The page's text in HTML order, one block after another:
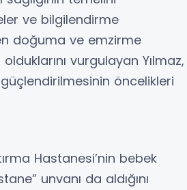
ve bilgilendirme
doğuma ve emzirme
vurgulayan Yılmaz,
öncelikleri
Hastanesi’nin bebek
unvanı da aldığını